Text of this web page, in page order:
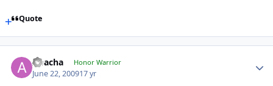
Quote
Apacha Honor Warrior
June 22, 200917 yr